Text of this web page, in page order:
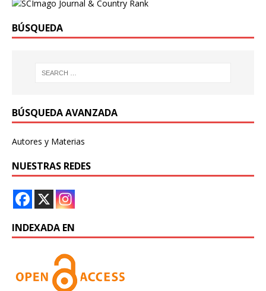
BÚSQUEDA
BÚSQUEDA AVANZADA
Autores y Materias
NUESTRAS REDES
INDEXADA EN